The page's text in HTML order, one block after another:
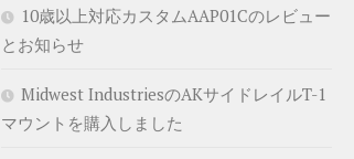
10歳以上対応カスタムAAP01Cのレビュー
とお知らせ
Midwest IndustriesのAKサイドレイルT-1
マウントを購入しました